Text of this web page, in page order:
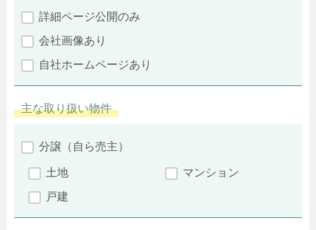
詳細ページ公開のみ
会社画像あり
自社ホームページあり
主な取り扱い物件
分譲（自ら売主）
土地
マンション
戸建